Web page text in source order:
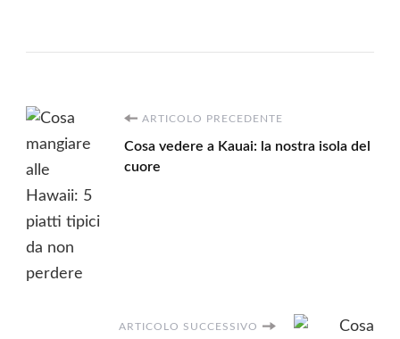
Navigazione
articoli
ARTICOLO PRECEDENTE
Cosa vedere a Kauai: la nostra isola del
cuore
ARTICOLO SUCCESSIVO